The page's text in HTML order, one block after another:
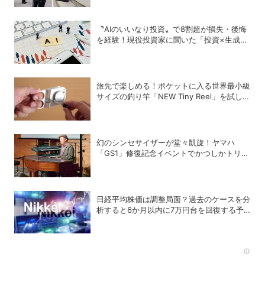
〝AIのいいなり投資〟で8割超が損失・後悔
を経験！現役投資家に聞いた「投資×生成
旅先で楽しめる！ポケットに入る世界最小級
サイズの釣り竿「NEW Tiny Reel」を試して
幻のシンセサイザーが堂々凱旋！ヤマハ
「GS1」修復記念イベントでかつしかトリオ
日経平均株価は調整局面？過去のケースを分
析すると6か月以内に7万円台を回復する予